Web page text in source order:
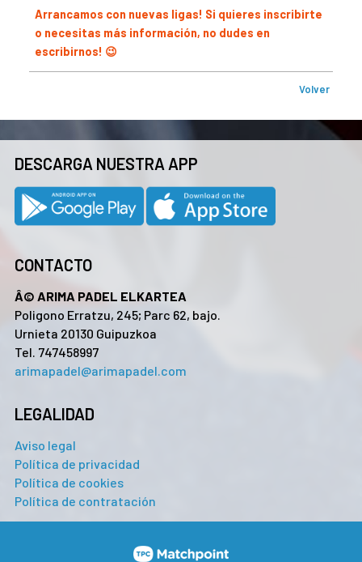
Arrancamos con nuevas ligas! Si quieres inscribirte
o necesitas más información, no dudes en
escribirnos! 😉
Volver
DESCARGA NUESTRA APP
CONTACTO
Â© ARIMA PADEL ELKARTEA
Poligono Erratzu, 245; Parc 62, bajo.
Urnieta 20130 Guipuzkoa
Tel. 747458997
arimapadel@arimapadel.com
LEGALIDAD
Aviso legal
Política de privacidad
Política de cookies
Política de contratación